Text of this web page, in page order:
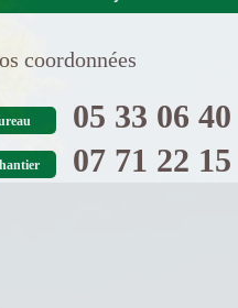
coordonnées
05 33 06
07 71 22